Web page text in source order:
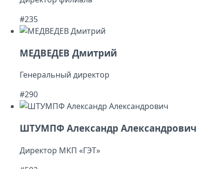
#235
МЕДВЕДЕВ Дмитрий
Генеральный директор
#290
ШТУМПФ Александр Александрович
Директор МКП «ГЭТ»